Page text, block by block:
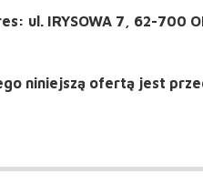
niniejszą ofertą jest